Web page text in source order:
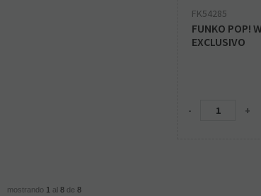
FK54285
FUNKO POP!
EXCLUSIVO
- +
mostrando 1 al 8 de 8